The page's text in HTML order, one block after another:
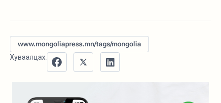
www.mongoliapress.mn/tags/mongolia
Хуваалцах: